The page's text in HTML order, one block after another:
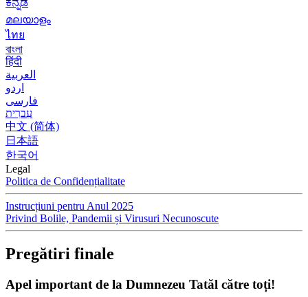
മലയാളം
ไทย
বাংলা
हिंदी
العربية
اردو
فارسی
עִברִית
中文 (简体)
日本語
한국어
Legal
Politica de Confidențialitate
Instrucțiuni pentru Anul 2025
Privind Bolile, Pandemii și Virusuri Necunoscute
Pregătiri finale
Apel important de la Dumnezeu Tatăl către toți!